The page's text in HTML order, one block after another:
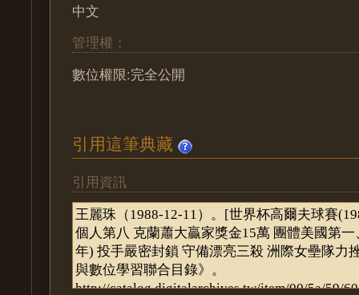
中文
管理權：
數位權限:完全公開
引用這筆典藏
引用資訊